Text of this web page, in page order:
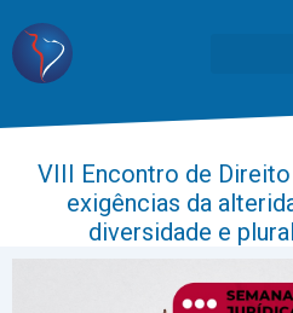
VIII Encontro de
exigências da
diversidade e